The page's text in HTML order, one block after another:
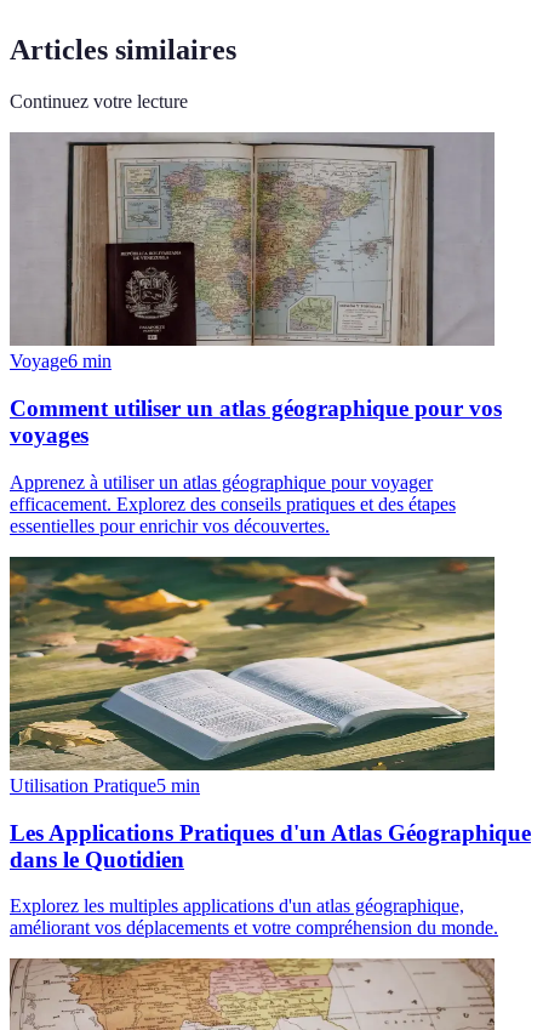
Articles similaires
Continuez votre lecture
Voyage6 min
Comment utiliser un atlas géographique pour vos
voyages
Apprenez à utiliser un atlas géographique pour voyager
efficacement. Explorez des conseils pratiques et des étapes
essentielles pour enrichir vos découvertes.
Utilisation Pratique5 min
Les Applications Pratiques d'un Atlas Géographique
dans le Quotidien
Explorez les multiples applications d'un atlas géographique,
améliorant vos déplacements et votre compréhension du monde.